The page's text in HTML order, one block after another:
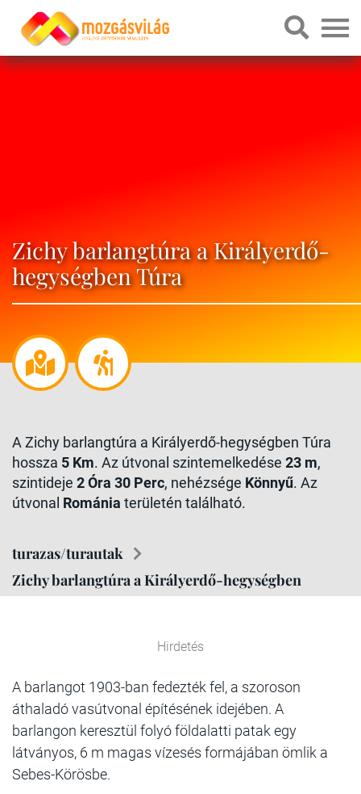
Zichy barlangtúra a Királyerdő-
hegységben Túra
A Zichy barlangtúra a Királyerdő-hegységben Túra
hossza 5 Km. Az útvonal szintemelkedése 23 m,
szintideje 2 Óra 30 Perc, nehézsége Könnyű. Az
útvonal Románia területén található.
turazas/turautak
Zichy barlangtúra a Királyerdő-hegységben
Hirdetés
A barlangot 1903-ban fedezték fel, a szoroson
áthaladó vasútvonal építésének idejében. A
barlangon keresztül folyó földalatti patak egy
látványos, 6 m magas vízesés formájában ömlik a
Sebes-Körösbe.